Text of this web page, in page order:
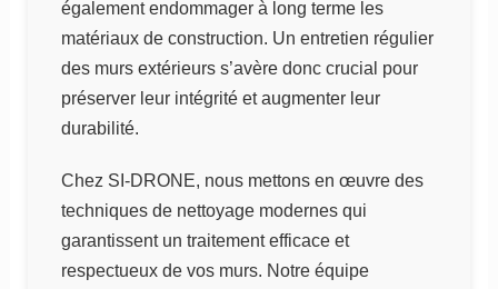
également endommager à long terme les
matériaux de construction. Un entretien régulier
des murs extérieurs s’avère donc crucial pour
préserver leur intégrité et augmenter leur
durabilité.
Chez SI-DRONE, nous mettons en œuvre des
techniques de nettoyage modernes qui
garantissent un traitement efficace et
respectueux de vos murs. Notre équipe